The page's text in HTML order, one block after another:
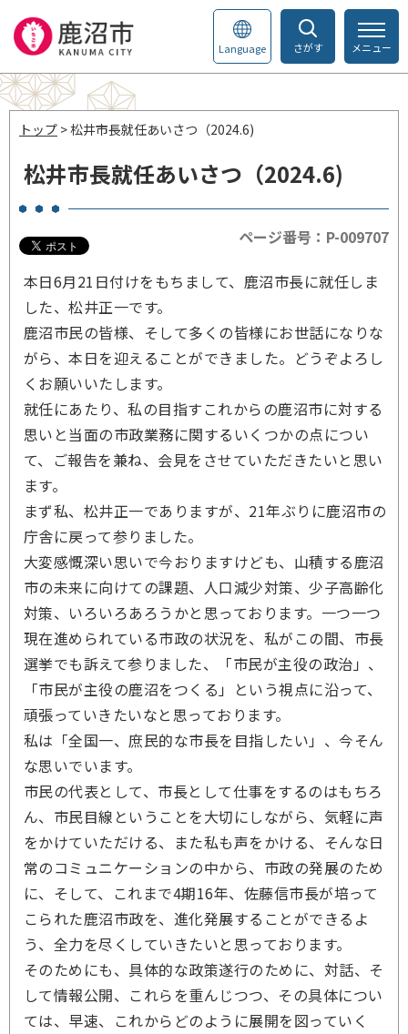
さがす
Language メニュー
トップ > 松井市長就任あいさつ（2024.6)
松井市長就任あいさつ（2024.6)
ページ番号：P-009707
本日6月21日付けをもちまして、鹿沼市長に就任しま
した、松井正一です。
鹿沼市民の皆様、そして多くの皆様にお世話になりな
がら、本日を迎えることができました。どうぞよろし
くお願いいたします。
就任にあたり、私の目指すこれからの鹿沼市に対する
思いと当面の市政業務に関するいくつかの点につい
て、ご報告を兼ね、会見をさせていただきたいと思い
ます。
まず私、松井正一でありますが、21年ぶりに鹿沼市の
庁舎に戻って参りました。
大変感慨深い思いで今おりますけども、山積する鹿沼
市の未来に向けての課題、人口減少対策、少子高齢化
対策、いろいろあろうかと思っております。一つ一つ
現在進められている市政の状況を、私がこの間、市長
選挙でも訴えて参りました、「市民が主役の政治」、
「市民が主役の鹿沼をつくる」という視点に沿って、
頑張っていきたいなと思っております。
私は「全国一、庶民的な市長を目指したい」、今そん
な思いでいます。
市民の代表として、市長として仕事をするのはもちろ
ん、市民目線ということを大切にしながら、気軽に声
をかけていただける、また私も声をかける、そんな日
常のコミュニケーションの中から、市政の発展のため
に、そして、これまで4期16年、佐藤信市長が培って
こられた鹿沼市政を、進化発展することができるよ
う、全力を尽くしていきたいと思っております。
そのためにも、具体的な政策遂行のために、対話、そ
して情報公開、これらを重んじつつ、その具体につい
ては、早速、これからどのように展開を図っていく